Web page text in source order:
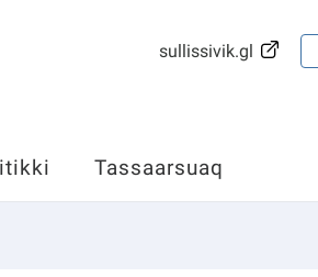
sullissivik.gl
Tassaarsuaq